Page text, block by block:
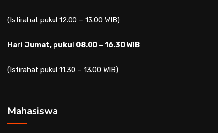
(Istirahat pukul 12.00 – 13.00 WIB)
Hari Jumat, pukul 08.00 – 16.30 WIB
(Istirahat pukul 11.30 – 13.00 WIB)
Mahasiswa